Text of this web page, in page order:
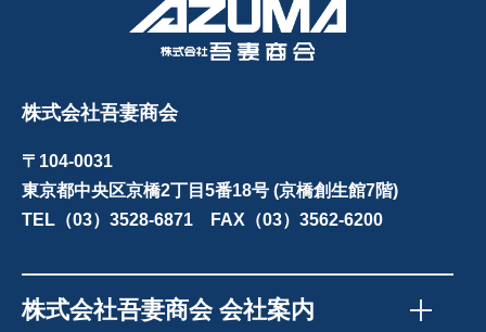
株式会社吾妻商会
〒104-0031
東京都中央区京橋2丁目5番18号 (京橋創生館7階)
TEL（03）3528-6871 FAX（03）3562-6200
株式会社吾妻商会 会社案内